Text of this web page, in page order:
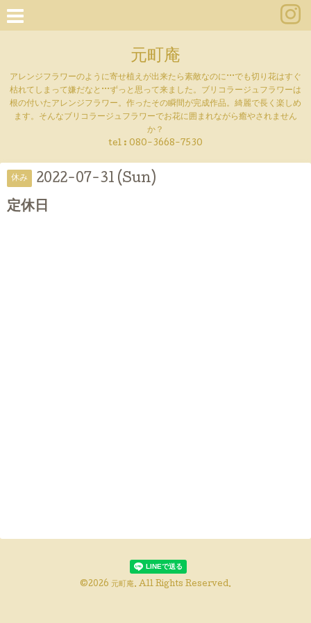
元町庵
アレンジフラワーのように寄せ植えが出来たら素敵なのに···でも切り花はすぐ
枯れてしまって嫌だなと···ずっと思って来ました。ブリコラージュフラワーは
根の付いたアレンジフラワー。作ったその瞬間が完成作品。綺麗で長く楽しめ
ます。そんなブリコラージュフラワーでお花に囲まれながら癒やされません
か？
tel : 080-3668-7530
休み 2022-07-31 (Sun)
定休日
©2026 元町庵. All Rights Reserved.